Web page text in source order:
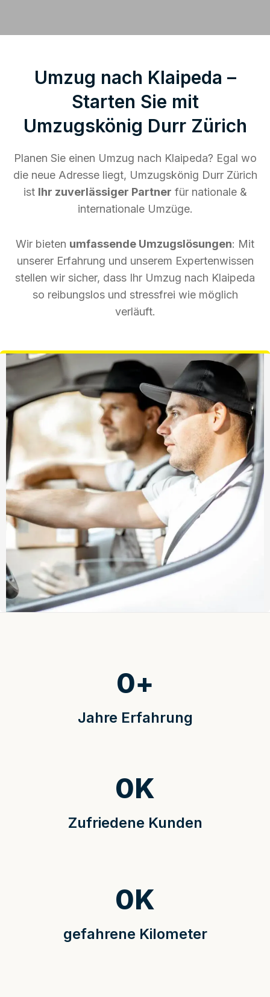
Umzug nach Klaipeda –
Starten Sie mit
Umzugskönig Durr Zürich
Planen Sie einen Umzug nach Klaipeda? Egal wo
die neue Adresse liegt, Umzugskönig Durr Zürich
ist Ihr zuverlässiger Partner für nationale &
internationale Umzüge.
Wir bieten umfassende Umzugslösungen: Mit
unserer Erfahrung und unserem Expertenwissen
stellen wir sicher, dass Ihr Umzug nach Klaipeda
so reibungslos und stressfrei wie möglich
verläuft.
Jahre Erfahrung
0+
Zufriedene Kunden
0K
gefahrene Kilometer
0K